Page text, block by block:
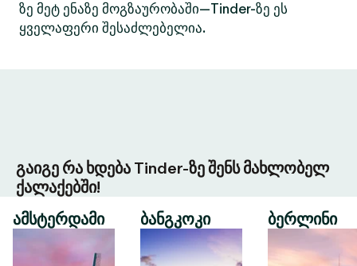
ზე მეტ ენაზე მოგზაურობაში—Tinder-ზე ეს
ყველაფერი შესაძლებელია.
გაიგე რა ხდება Tinder-ზე შენს მახლობელ
ქალაქებში!
ამსტერდამი
ბანგკოკი ბერლინი